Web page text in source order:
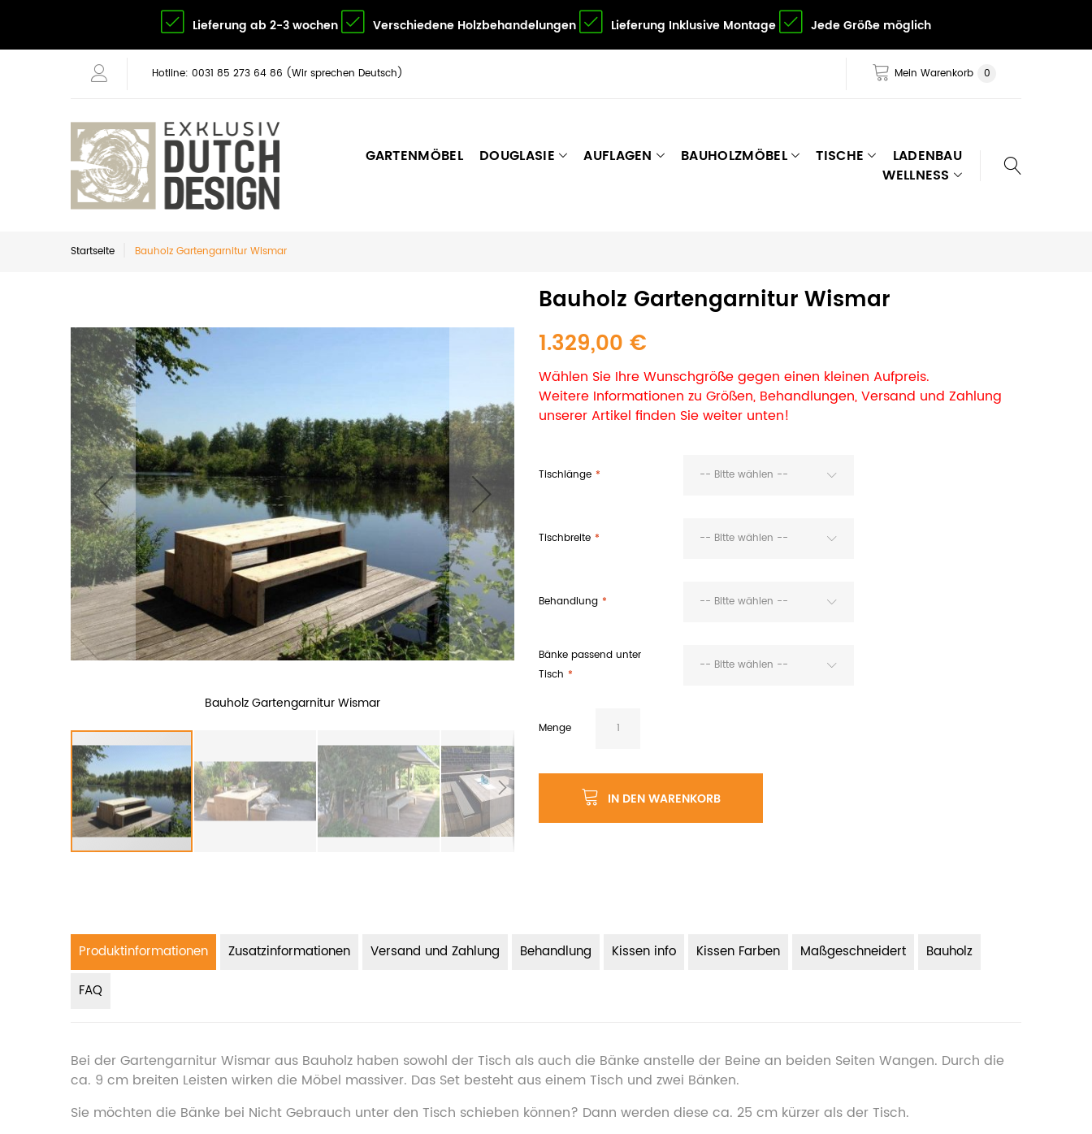
Lieferung ab 2-3 wochen Verschiedene Holzbehandelungen Lieferung Inklusive Montage Jede Größe möglich
Hotline: 0031 85 273 64 86 (Wir sprechen Deutsch) Mein Warenkorb 0
GARTENMÖBEL DOUGLASIE AUFLAGEN BAUHOLZMÖBEL TISCHE
LADENBAU
WELLNESS
Startseite Bauholz Gartengarnitur Wismar
Bauholz Gartengarnitur Wismar
1.329,00 €
Wählen Sie Ihre Wunschgröße gegen einen kleinen Aufpreis.
Weitere Informationen zu Größen, Behandlungen, Versand und Zahlung
unserer Artikel finden Sie weiter unten!
Tischlänge -- Bitte wählen --
Tischbreite -- Bitte wählen --
Behandlung -- Bitte wählen --
Bänke passend unter
Tisch
-- Bitte wählen --
Menge
IN DEN WARENKORB
Bauholz Gartengarnitur Wismar
Produktinformationen
Bei der Gartengarnitur Wismar aus Bauholz haben sowohl der Tisch als auch die Bänke anstelle der Beine an beiden Seiten Wangen. Durch die
ca. 9 cm breiten Leisten wirken die Möbel massiver. Das Set besteht aus einem Tisch und zwei Bänken.
Sie möchten die Bänke bei Nicht Gebrauch unter den Tisch schieben können? Dann werden diese ca. 25 cm kürzer als der Tisch.
Zusatzinformationen Versand und Zahlung Behandlung Kissen info Kissen Farben Maßgeschneidert
Bauholz
FAQ